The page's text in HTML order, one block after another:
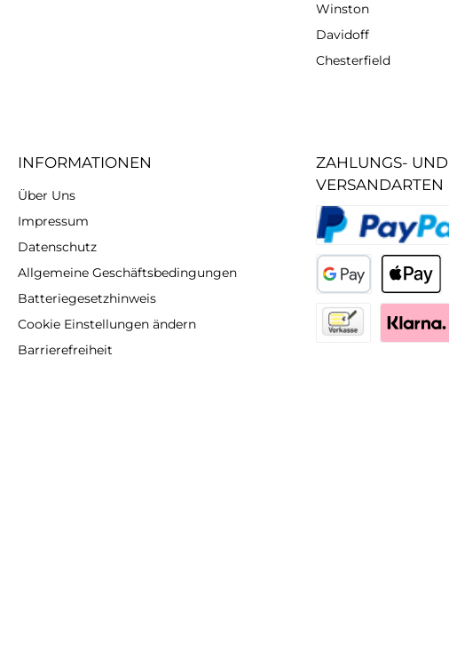
Winston
Davidoff
Chesterfield
INFORMATIONEN
Über Uns
Impressum
Datenschutz
Allgemeine Geschäftsbedingungen
Batteriegesetzhinweis
Cookie Einstellungen ändern
Barrierefreiheit
ZAHLUNGS- UND
VERSANDARTEN
PayPal
GooglePayApplePay